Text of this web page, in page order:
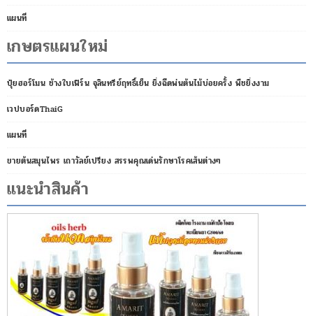
แผนที่
เกษตรแผนใหม่
ปุ๋ยฮอร์โมน ช้างใบเฟิร์น จุลินทรีย์ฤทธิ์เย็น ยิ่งฉีดพ่นต้นไม้บ่อยครั้ง พืชยิ่งงาม
เวปบอร์ดThaiG
แผนที่
ขายต้นสมุนไพร เถาวัลย์เปรียง สรรพคุณเด่นรักษาโรคเส้นต่างๆ
แนะนำสินค้า